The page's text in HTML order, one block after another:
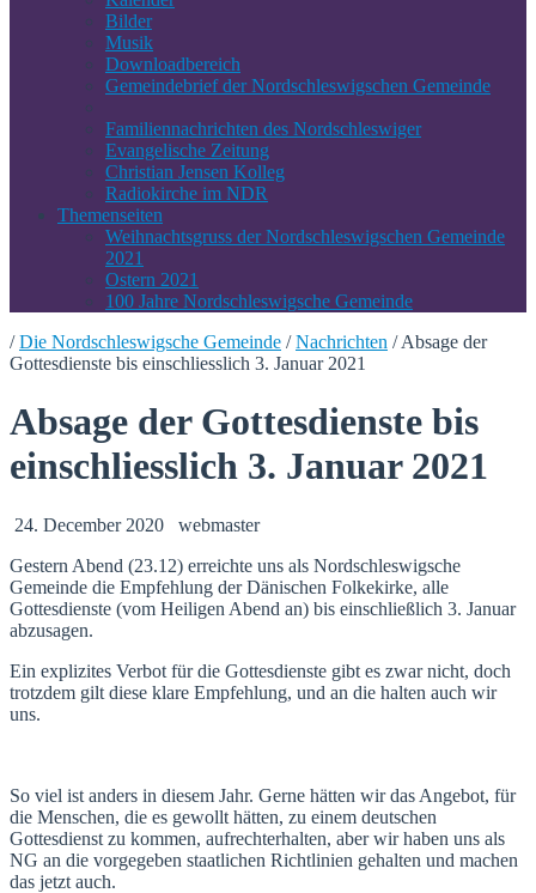
Bilder
Musik
Downloadbereich
Gemeindebrief der Nordschleswigschen Gemeinde
Familiennachrichten des Nordschleswiger
Evangelische Zeitung
Christian Jensen Kolleg
Radiokirche im NDR
Themenseiten
Weihnachtsgruss der Nordschleswigschen Gemeinde
2021
Ostern 2021
100 Jahre Nordschleswigsche Gemeinde
/ Die Nordschleswigsche Gemeinde / Nachrichten /Absage der
Gottesdienste bis einschliesslich 3. Januar 2021
Absage der Gottesdienste bis
einschliesslich 3. Januar 2021
24. December 2020
webmaster
Gestern Abend (23.12) erreichte uns als Nordschleswigsche
Gemeinde die Empfehlung der Dänischen Folkekirke, alle
Gottesdienste (vom Heiligen Abend an) bis einschließlich 3. Januar
abzusagen.
Ein explizites Verbot für die Gottesdienste gibt es zwar nicht, doch
trotzdem gilt diese klare Empfehlung, und an die halten auch wir
uns.
So viel ist anders in diesem Jahr. Gerne hätten wir das Angebot, für
die Menschen, die es gewollt hätten, zu einem deutschen
Gottesdienst zu kommen, aufrechterhalten, aber wir haben uns als
NG an die vorgegeben staatlichen Richtlinien gehalten und machen
das jetzt auch.